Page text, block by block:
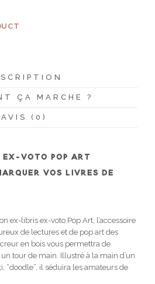
ÇA MARCHE ?
AVIS (0)
VOTO POP ART
VOS LIVRES DE
ex-libris ex-voto Pop Art, l’accessoire
de lectures et de pop art des
en bois vous permettra de
tour de main. Illustré à la main d’un
“doodle”, il séduira les amateurs de